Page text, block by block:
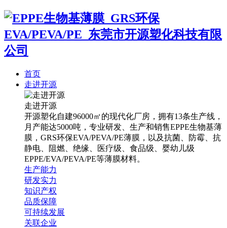
首页
走进开源
走进开源
开源塑化自建96000㎡的现代化厂房，拥有13条生产线，
月产能达5000吨，专业研发、生产和销售EPPE生物基薄
膜，GRS环保EVA/PEVA/PE薄膜，以及抗菌、防霉、抗
静电、阻燃、绝缘、医疗级、食品级、婴幼儿级
EPPE/EVA/PEVA/PE等薄膜材料。
生产能力
研发实力
知识产权
品质保障
可持续发展
关联企业